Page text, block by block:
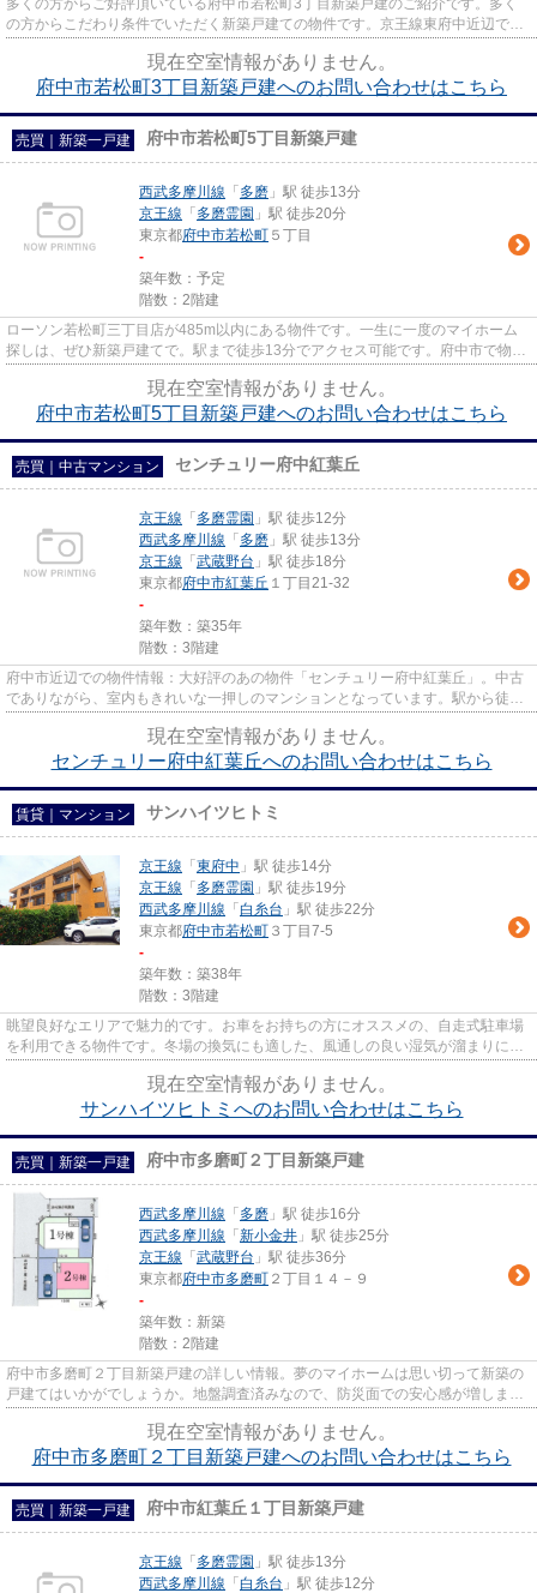
多くの方からご好評頂いている府中市若松町3丁目新築戸建のご紹介です。多く
の方からこだわり条件でいただく新築戸建ての物件です。京王線東府中近辺で、
現在空室情報がありません。
府中市若松町3丁目新築戸建へのお問い合わせはこちら
売買｜新築一戸建 府中市若松町5丁目新築戸建
西武多摩川線 「 多磨 」駅 徒歩13分
京王線 「 多磨霊園 」駅 徒歩20分
東京都府中市若松町 ５丁目
-
築年数：予定
階数：2階建
ローソン若松町三丁目店が485m以内にある物件です。一生に一度のマイホーム
探しは、ぜひ新築戸建てで。駅まで徒歩13分でアクセス可能です。府中市で物件
現在空室情報がありません。
府中市若松町5丁目新築戸建へのお問い合わせはこちら
売買｜中古マンション センチュリー府中紅葉丘
京王線 「 多磨霊園 」駅 徒歩12分
西武多摩川線 「 多磨 」駅 徒歩13分
京王線 「 武蔵野台 」駅 徒歩18分
東京都府中市紅葉丘 １丁目21-32
-
築年数：築35年
階数：3階建
府中市近辺での物件情報：大好評のあの物件「センチュリー府中紅葉丘」。中古
でありながら、室内もきれいな一押しのマンションとなっています。駅から徒歩
現在空室情報がありません。
センチュリー府中紅葉丘へのお問い合わせはこちら
賃貸｜マンション サンハイツヒトミ
京王線 「 東府中 」駅 徒歩14分
京王線 「 多磨霊園 」駅 徒歩19分
西武多摩川線 「 白糸台 」駅 徒歩22分
東京都府中市若松町 ３丁目7-5
-
築年数：築38年
階数：3階建
眺望良好なエリアで魅力的です。お車をお持ちの方にオススメの、自走式駐車場
を利用できる物件です。冬場の換気にも適した、風通しの良い湿気が溜まりにく
現在空室情報がありません。
サンハイツヒトミへのお問い合わせはこちら
売買｜新築一戸建 府中市多磨町２丁目新築戸建
西武多摩川線 「 多磨 」駅 徒歩16分
西武多摩川線 「 新小金井 」駅 徒歩25分
京王線 「 武蔵野台 」駅 徒歩36分
東京都府中市多磨町 ２丁目１４－９
-
築年数：新築
階数：2階建
府中市多磨町２丁目新築戸建の詳しい情報。夢のマイホームは思い切って新築の
戸建てはいかがでしょうか。地盤調査済みなので、防災面での安心感が増しま
現在空室情報がありません。
府中市多磨町２丁目新築戸建へのお問い合わせはこちら
売買｜新築一戸建 府中市紅葉丘１丁目新築戸建
京王線 「 多磨霊園 」駅 徒歩13分
西武多摩川線 「 白糸台 」駅 徒歩12分